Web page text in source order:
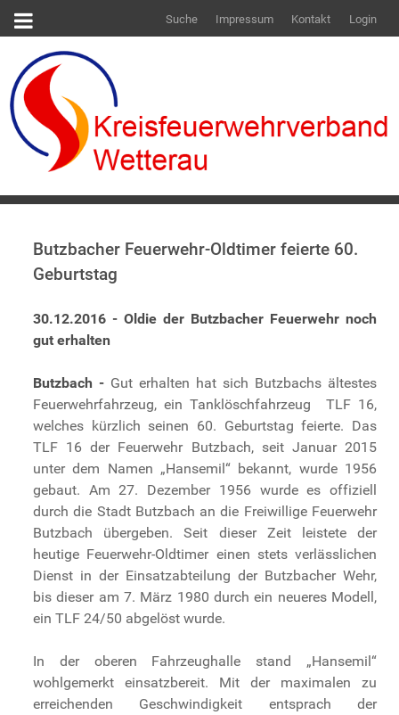
Suche Impressum Kontakt Login
Butzbacher Feuerwehr-Oldtimer feierte 60.
Geburtstag
30.12.2016 - Oldie der Butzbacher Feuerwehr noch
gut erhalten
Butzbach - Gut erhalten hat sich Butzbachs ältestes
Feuerwehrfahrzeug, ein Tanklöschfahrzeug TLF 16,
welches kürzlich seinen 60. Geburtstag feierte. Das
TLF 16 der Feuerwehr Butzbach, seit Januar 2015
unter dem Namen „Hansemil“ bekannt, wurde 1956
gebaut. Am 27. Dezember 1956 wurde es offiziell
durch die Stadt Butzbach an die Freiwillige Feuerwehr
Butzbach übergeben. Seit dieser Zeit leistete der
heutige Feuerwehr-Oldtimer einen stets verlässlichen
Dienst in der Einsatzabteilung der Butzbacher Wehr,
bis dieser am 7. März 1980 durch ein neueres Modell,
ein TLF 24/50 abgelöst wurde.
In der oberen Fahrzeughalle stand „Hansemil“
wohlgemerkt einsatzbereit. Mit der maximalen zu
erreichenden Geschwindigkeit entsprach der